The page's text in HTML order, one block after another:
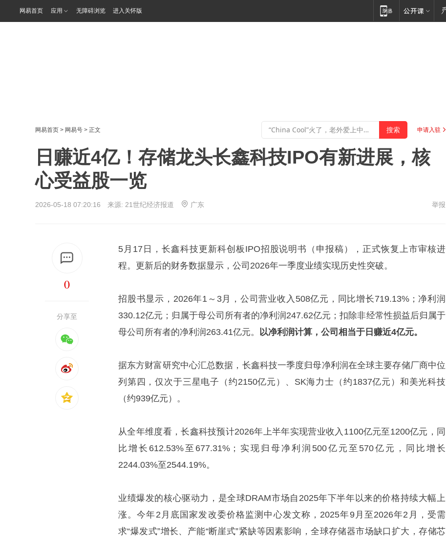
网易首页 应用 无障碍浏览 进入关怀版
网易首页 > 网易号 > 正文 申请入驻
日赚近4亿！存储龙头长鑫科技IPO有新进展，核
心受益股一览
2026-05-18 07:20:16 来源: 21世纪经济报道 广东 举报
0
分享至
5月17日，长鑫科技更新科创板IPO招股说明书（申报稿），正式恢复上市审核进
程。更新后的财务数据显示，公司2026年一季度业绩实现历史性突破。
招股书显示，2026年1～3月，公司营业收入508亿元，同比增长719.13%；净利润
330.12亿元；归属于母公司所有者的净利润247.62亿元；扣除非经常性损益后归属于
母公司所有者的净利润263.41亿元。 以净利润计算，公司相当于日赚近4亿元。
据东方财富研究中心汇总数据，长鑫科技一季度归母净利润在全球主要存储厂商中位
列第四，仅次于三星电子（约2150亿元）、SK海力士（约1837亿元）和美光科技
（约939亿元）。
从全年维度看，长鑫科技预计2026年上半年实现营业收入1100亿元至1200亿元，同
比增长612.53%至677.31%；实现归母净利润500亿元至570亿元，同比增长
2244.03%至2544.19%。
业绩爆发的核心驱动力，是全球DRAM市场自2025年下半年以来的价格持续大幅上
涨。今年2月底国家发改委价格监测中心发文称，2025年9月至2026年2月，受需
求“爆发式”增长、产能“断崖式”紧缺等因素影响，全球存储器市场缺口扩大，存储芯